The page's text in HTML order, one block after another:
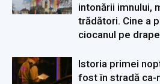
intonării imnului,
trădători. Cine a
ciocanul pe
Istoria primei
fost în stradă ca-